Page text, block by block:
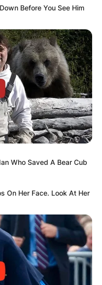
Before You See Him
Who Saved A Bear Cub
On Her Face. Look At Her